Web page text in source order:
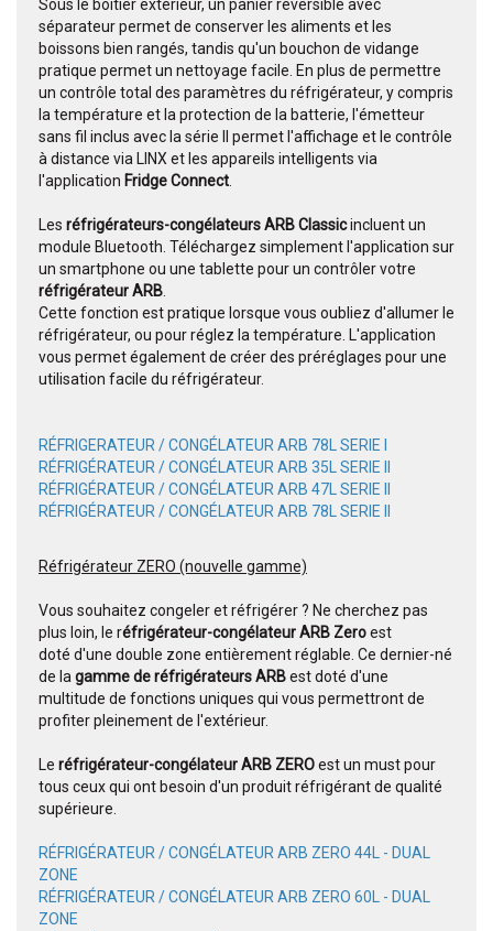
Sous le boîtier extérieur, un panier réversible avec
séparateur permet de conserver les aliments et les
boissons bien rangés, tandis qu'un bouchon de vidange
pratique permet un nettoyage facile. En plus de permettre
un contrôle total des paramètres du réfrigérateur, y compris
la température et la protection de la batterie, l'émetteur
sans fil inclus avec la série II permet l'affichage et le contrôle
à distance via LINX et les appareils intelligents via
l'application Fridge Connect
Les réfrigérateurs-congélateurs ARB Classicincluent un
module Bluetooth. Téléchargez simplement l'application sur
un smartphone ou une tablette pour un contrôler votre
réfrigérateur ARB
Cette fonction est pratique lorsque vous oubliez d'allumer le
réfrigérateur, ou pour réglez la température. L'application
vous permet également de créer des préréglages pour une
utilisation facile du réfrigérateur.
RÉFRIGERATEUR / CONGÉLATEUR ARB 78L SERIE I
RÉFRIGÉRATEUR / CONGÉLATEUR ARB 35L SERIE II
RÉFRIGÉRATEUR / CONGÉLATEUR ARB 47L SERIE II
RÉFRIGÉRATEUR / CONGÉLATEUR ARB 78L SERIE II
Réfrigérateur ZERO (nouvelle gamme)
Vous souhaitez congeler et réfrigérer ? Ne cherchez pas
plus loin, le réfrigérateur-congélateur ARB Zeroest
doté d'une double zone entièrement réglable. Ce dernier-né
de la gamme de réfrigérateurs ARBest doté d'une
multitude de fonctions uniques qui vous permettront de
profiter pleinement de l'extérieur.
Le réfrigérateur-congélateur ARB ZEROest un must pour
tous ceux qui ont besoin d'un produit réfrigérant de qualité
supérieure.
RÉFRIGÉRATEUR / CONGÉLATEUR ARB ZERO 44L - DUAL
ZONE
RÉFRIGÉRATEUR / CONGÉLATEUR ARB ZERO 60L - DUAL
ZONE